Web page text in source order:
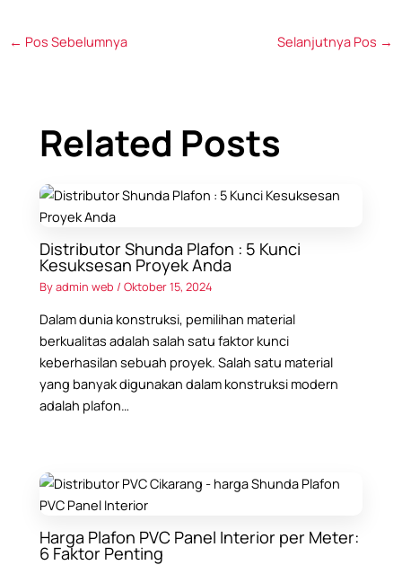
← Pos Sebelumnya Selanjutnya Pos →
Related Posts
Distributor Shunda Plafon : 5 Kunci
Kesuksesan Proyek Anda
Byadmin web/Oktober 15, 2024
Dalam dunia konstruksi, pemilihan material
berkualitas adalah salah satu faktor kunci
keberhasilan sebuah proyek. Salah satu material
yang banyak digunakan dalam konstruksi modern
adalah plafon…
Harga Plafon PVC Panel Interior per Meter:
6 Faktor Penting